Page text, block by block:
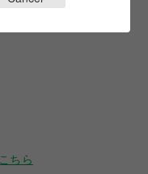
こちら